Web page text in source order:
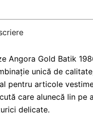
Angora Gold Batik
unică de
pentru articole
care alunecă lin pe
delicate.